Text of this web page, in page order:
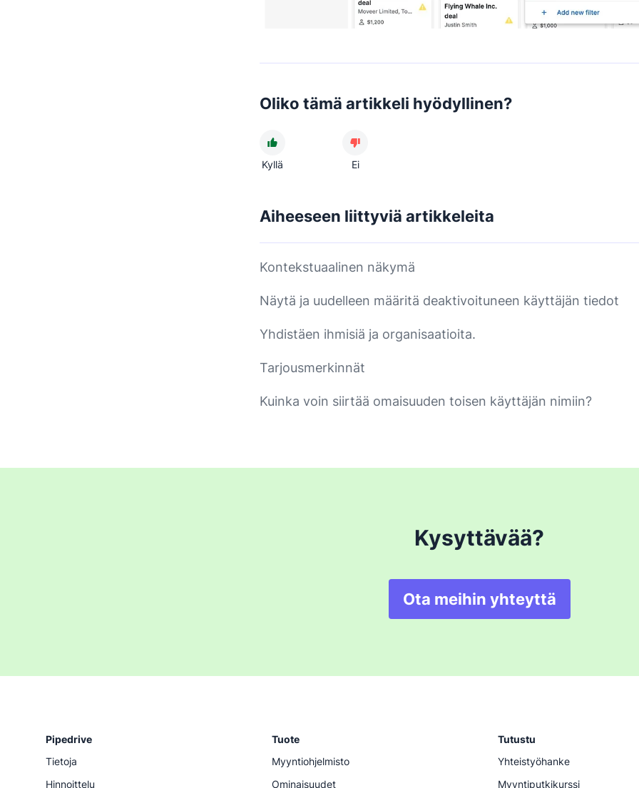
Oliko tämä artikkeli hyödyllinen?
Kyllä Ei
Aiheeseen liittyviä artikkeleita
Kontekstuaalinen näkymä
Näytä ja uudelleen määritä deaktivoituneen käyttäjän tiedot
Yhdistäen ihmisiä ja organisaatioita.
Tarjousmerkinnät
Kuinka voin siirtää omaisuuden toisen käyttäjän nimiin?
Kysyttävää?
Ota meihin yhteyttä
Pipedrive
Tietoja
Hinnoittelu
Tuote
Myyntiohjelmisto
Ominaisuudet
Tutustu
Yhteistyöhanke
Myyntiputkikurssi